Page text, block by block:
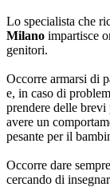
Lo specialista che
Milano impartisce
genitori.
Occorre armarsi di
e, in caso di
prendere delle
avere un
pesante per il
Occorre dare
cercando di